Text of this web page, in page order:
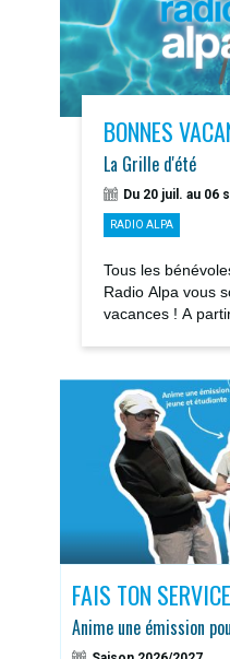
BONNES
La Grille d'été
Du 20 juil. au 06
RADIO ALPA
Tous les
Radio Alpa vous
vacances ! A
FAIS TON
Anime une émission